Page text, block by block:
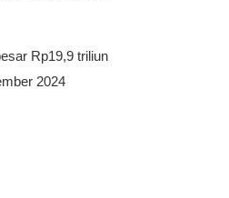
Rp19,9 triliun
2024